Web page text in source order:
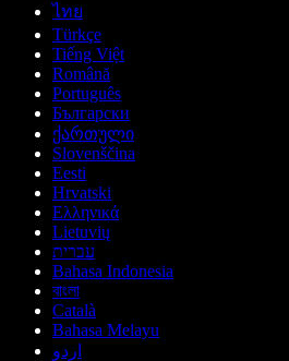
ไทย
Türkçe
Tiếng Việt
Română
Português
Български
ქართული
Slovenščina
Eesti
Hrvatski
Ελληνικά
Lietuvių
עברית
Bahasa Indonesia
বাংলা
Català
Bahasa Melayu
اردو